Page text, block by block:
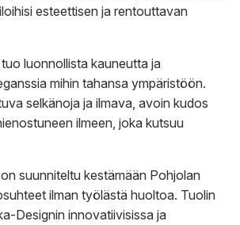
esteettisen ja rentouttavan
luonnollista kauneutta ja
mihin tahansa ympäristöön.
selkänoja ja ilmava, avoin kudos
ilmeen, joka kutsuu
suunniteltu kestämään Pohjolan
ilman työlästä huoltoa. Tuolin
Designin innovatiivisissa ja